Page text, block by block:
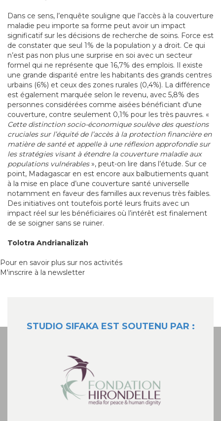
Dans ce sens, l’enquête souligne que l’accès à la couverture
maladie peu importe sa forme peut avoir un impact
significatif sur les décisions de recherche de soins. Force est
de constater que seul 1% de la population y a droit. Ce qui
n’est pas non plus une surprise en soi avec un secteur
formel qui ne représente que 16,7% des emplois. Il existe
une grande disparité entre les habitants des grands centres
urbains (6%) et ceux des zones rurales (0,4%). La différence
est également marquée selon le revenu, avec 5,8% des
personnes considérées comme aisées bénéficiant d'une
couverture, contre seulement 0,1% pour les très pauvres. «
Cette distinction socio-économique soulève des questions
cruciales sur l’équité de l’accès à la protection financière en
matière de santé et appelle à une réflexion approfondie sur
les stratégies visant à étendre la couverture maladie aux
populations vulnérables», peut-on lire dans l’étude. Sur ce
point, Madagascar en est encore aux balbutiements quant
à la mise en place d’une couverture santé universelle
notamment en faveur des familles aux revenus très faibles.
Des initiatives ont toutefois porté leurs fruits avec un
impact réel sur les bénéficiaires où l’intérêt est finalement
de se soigner sans se ruiner.
Tolotra Andrianalizah
Pour en savoir plus sur nos activités
M'inscrire à la newsletter
STUDIO SIFAKA EST SOUTENU PAR :